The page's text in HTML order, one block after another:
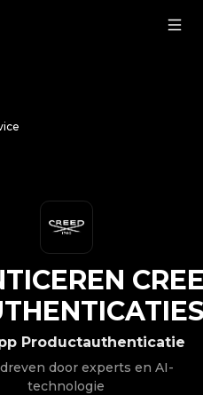
Productauthenticatie
door experts en AI-
technologie